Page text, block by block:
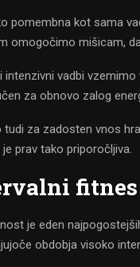
pomembna kot sama
omogočimo mišicam,
intenzivni vadbi
za obnovo zalog
tudi za zadosten vnos
prav tako priporočljiva.
je eden
obdobja visoko